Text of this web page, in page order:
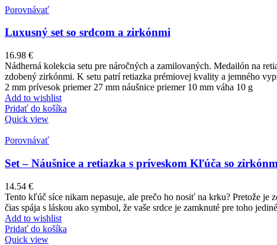
Porovnávať
Luxusný set so srdcom a zirkónmi
16.98 €
Nádherná kolekcia setu pre náročných a zamilovaných. Medailón na
zdobený zirkónmi. K setu patrí retiazka prémiovej kvality a jemného
2 mm prívesok priemer 27 mm náušnice priemer 10 mm váha 10 g
Add to wishlist
Pridať do košíka
Quick view
Porovnávať
Set – Náušnice a retiazka s príveskom Kľúča so
14.54 €
Tento kľúč síce nikam nepasuje, ale prečo ho nosiť na krku? Pretože
čias spája s láskou ako symbol, že vaše srdce je zamknuté pre toho
Add to wishlist
Pridať do košíka
Quick view